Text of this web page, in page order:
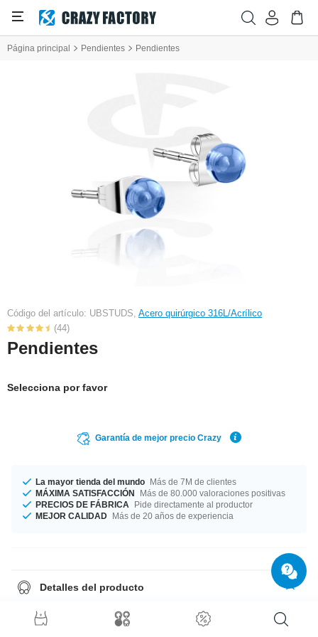
Página principal Pendientes Pendientes
Código del artículo: UBSTUDS, Acero quirúrgico 316L/Acrílico
(44)
Pendientes
Selecciona por favor
Garantía de mejor precio Crazy
La mayor tienda del mundo Más de 7M de clientes
MÁXIMA SATISFACCIÓN
Más de 80.000 valoraciones positivas
PRECIOS DE FÁBRICA
Pide directamente al productor
MEJOR CALIDAD Más de 20 años de experiencia
Detalles del producto